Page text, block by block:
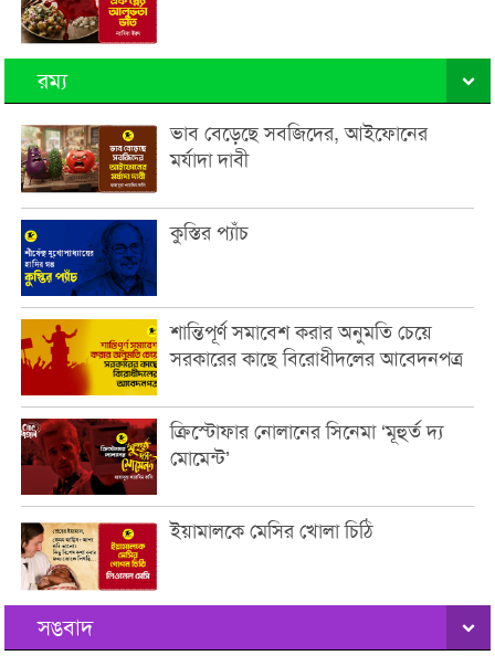
রম্য
ভাব বেড়েছে সবজিদের, আইফোনের
মর্যাদা দাবী
কুস্তির প্যাঁচ
শান্তিপূর্ণ সমাবেশ করার অনুমতি চেয়ে
সরকারের কাছে বিরোধীদলের আবেদনপত্র
ক্রিস্টোফার নোলানের সিনেমা ‘মূহুর্ত দ্য
মোমেন্ট’
ইয়ামালকে মেসির খোলা চিঠি
সঙবাদ